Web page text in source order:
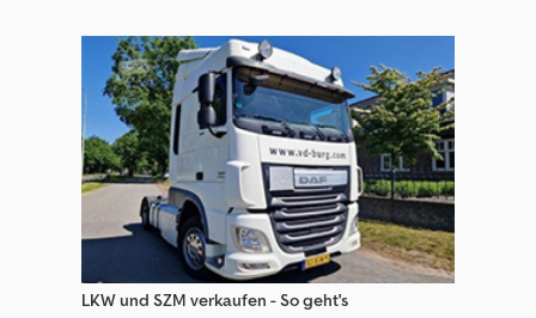
LKW und SZM verkaufen - So geht's